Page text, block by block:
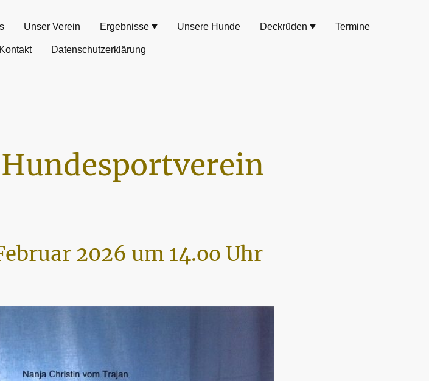
Unser Verein Ergebnisse Unsere Hunde Deckrüden Termine
Kontakt Datenschutzerklärung
2026 um 14.oo Uhr